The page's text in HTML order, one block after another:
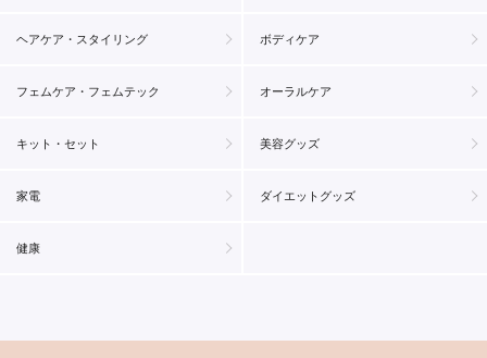
ヘアケア・スタイリング ボディケア
フェムケア・フェムテック オーラルケア
キット・セット 美容グッズ
家電 ダイエットグッズ
健康